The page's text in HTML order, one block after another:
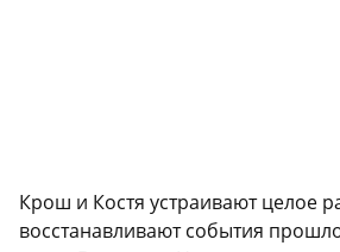
Крош и Костя устраивают целое
восстанавливают события